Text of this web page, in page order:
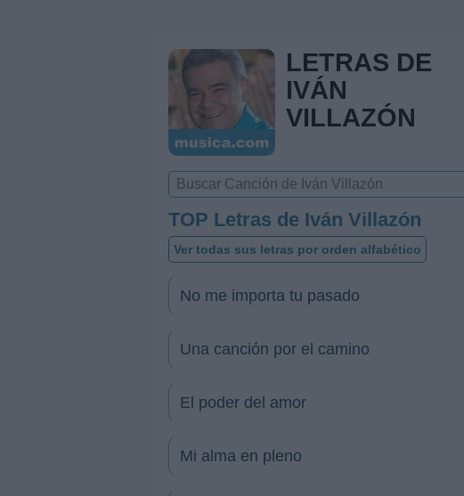
LETRAS DE
IVÁN
VILLAZÓN
TOP Letras de Iván Villazón
Ver todas sus letras por orden alfabético
No me importa tu pasado
Una canción por el camino
El poder del amor
Mi alma en pleno